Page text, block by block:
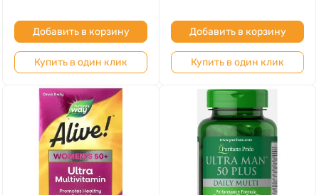
Добавить в корзину
Купить в один клик
Добавить в корзину
Купить в один клик